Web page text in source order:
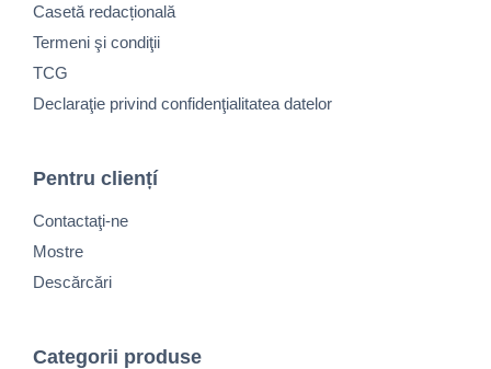
Casetă redacțională
Termeni şi condiţii
TCG
Declaraţie privind confidenţialitatea datelor
Pentru cliențí
Contactaţi-ne
Mostre
Descărcări
Categorii produse